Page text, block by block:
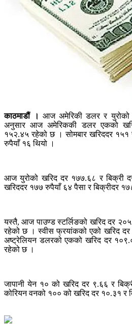
काठमाडौं । आज अमेरिकी डलर र युरोको
अनुसार आज अमेरिककी डलर एकको
१५२.४५ रहेको छ । सोमबार खरिददर १५१
रुपैयाँ १६ थियो ।
आज युरोको खरिद दर १७७.६८ र बिक्री
खरिददर १७७ रुपैयाँ ६४ पैसा र बिक्रीदर
यस्तै, आज पाउण्ड स्टर्लिङको खरिद दर
रहेको छ । स्वीस फ्रयांकको एको खरिद
अष्ट्रेलियन डलरको एकको खरिद दर
रहेको छ ।
जापानी येन १० को खरिद दर ९.६६ र
कोरियन वनको १०० को खरिद दर १०.३१ र